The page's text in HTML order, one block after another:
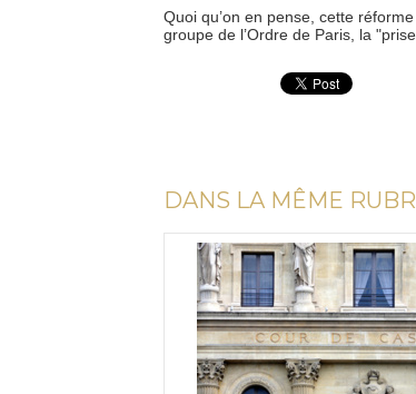
Quoi qu’on en pense, cette
groupe de l’Ordre de Paris, la
DANS LA MÊME